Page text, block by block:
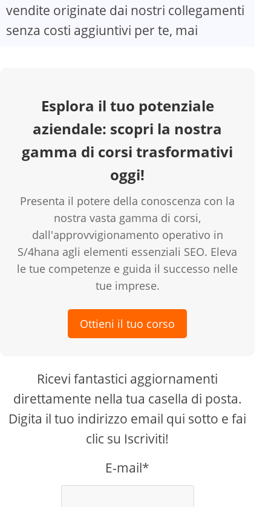
i
e
o
vendite originate dai nostri collegamenti
senza costi aggiuntivi per te, mai
Esplora il tuo potenziale
aziendale: scopri la nostra
gamma di corsi trasformativi
oggi!
Presenta il potere della conoscenza con la
nostra vasta gamma di corsi,
dall'approvvigionamento operativo in
S/4hana agli elementi essenziali SEO. Eleva
le tue competenze e guida il successo nelle
tue imprese.
Ottieni il tuo corso
Ricevi fantastici aggiornamenti
direttamente nella tua casella di posta.
Digita il tuo indirizzo email qui sotto e fai
clic su Iscriviti!
E-mail*